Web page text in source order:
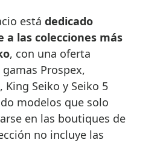
está dedicado
a las colecciones más
, con una oferta
Prospex,
King Seiko y Seiko 5
modelos que solo
en las boutiques de
no incluye las